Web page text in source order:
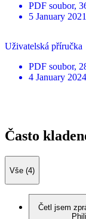
PDF soubor,
5 January 2021
Uživatelská příručka
PDF soubor,
4 January 2024
Často
Vše (4)
Četl jsem